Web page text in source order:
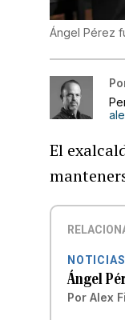
Ángel Pérez
El
NOTICIAS
Ángel
Por Alex